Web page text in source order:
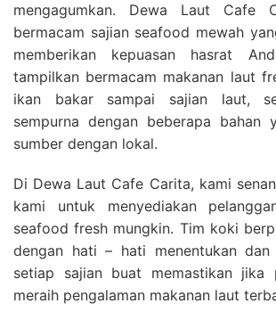
mengagumkan. Dewa Laut Cafe
bermacam sajian seafood mewah
memberikan kepuasan hasrat
tampilkan bermacam makanan laut
ikan bakar sampai sajian laut,
sempurna dengan beberapa bahan
sumber dengan lokal.
Di Dewa Laut Cafe Carita, kami
kami untuk menyediakan
seafood fresh mungkin. Tim koki
dengan hati – hati menentukan dan
setiap sajian buat memastikan jika
meraih pengalaman makanan laut